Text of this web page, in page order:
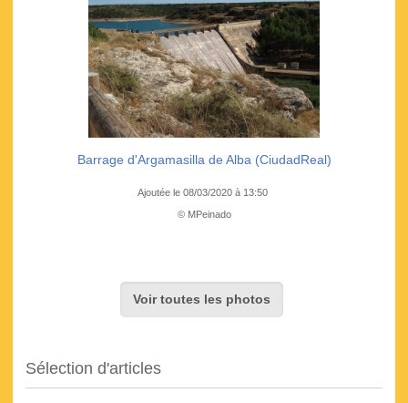
Barrage d'Argamasilla de Alba (CiudadReal)
Ajoutée le 08/03/2020 à 13:50
© MPeinado
Voir toutes les photos
Sélection d'articles